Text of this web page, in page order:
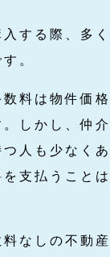
する際、多
。
料は物件価
しかし、仲
人も少なく
支払うこと
なしの不動